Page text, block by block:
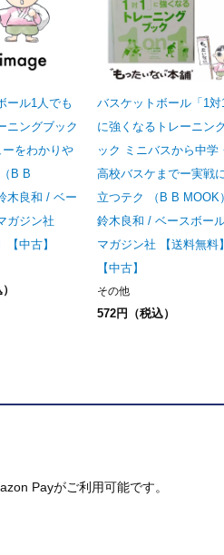
ール1人でも
ニングブック
をわかりや
B B
木良和 / ベー
ガジン社
【中古】
バスケットボール「1対1
に強くなるトレーニン
ック ミニバスから中学
高校バスケまでー実戦
立つテク （B B MOOK
鈴木良和 / ベースボール
マガジン社 【送料無料】
【中古】
その他
572円（税込）
Payがご利用可能です。